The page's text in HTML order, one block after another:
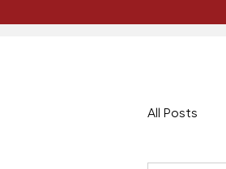
All Posts